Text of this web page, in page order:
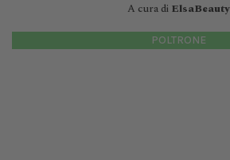
A cura di ElsaBeauty
POLTRONE